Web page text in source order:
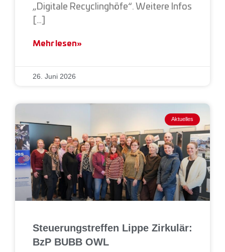
„Digitale Recyclinghöfe“. Weitere Infos
[…]
Mehr lesen»
26. Juni 2026
Aktuelles
Steuerungstreffen Lippe Zirkulär:
BzP BUBB OWL